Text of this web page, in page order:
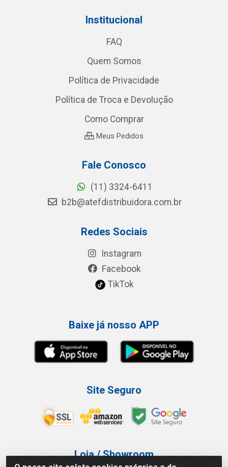
Institucional
FAQ
Quem Somos
Política de Privacidade
Política de Troca e Devolução
Como Comprar
Meus Pedidos
Fale Conosco
(11) 3324-6411
b2b@atefdistribuidora.com.br
Redes Sociais
Instagram
Facebook
TikTok
Baixe já nosso APP
Site Seguro
Loja / Showroom